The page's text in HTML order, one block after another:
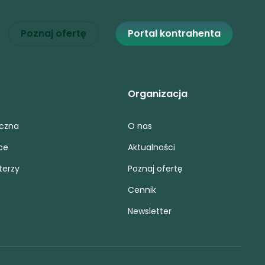
Poznaj ofertę Portal kontrahenta
Organizacja
O nas
Aktualności
Poznaj ofertę
Cennik
Newsletter